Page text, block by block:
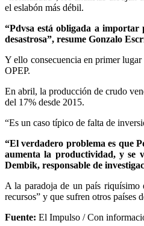
el eslabón más débil.
“Pdvsa está obligada a importar
desastrosa”, resume Gonzalo
Y ello consecuencia en primer
OPEP.
En abril, la producción de crudo
del 17% desde 2015.
“Es un caso típico de falta de
“El verdadero problema es que
aumenta la productividad, y se
Dembik, responsable de
A la paradoja de un país riquísimo
recursos” y que sufren otros países
Fuente: El Impulso / Con